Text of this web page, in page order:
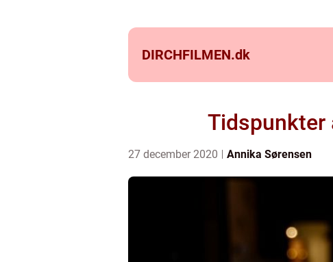
DIRCHFILMEN.dk
Tidspunkter
27 december 2020 Annika Sørensen